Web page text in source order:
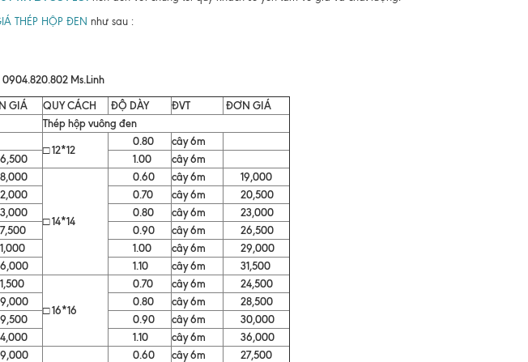
THÉP HỘP ĐEN như sau :
Ms.Linh
GIÁ QUY CÁCH ĐỘ DÀY ĐVT
ĐƠN GIÁ
Thép hộp vuông đen
□ 12*12
0.80
cây 6m
1.00
cây 6m
□ 14*14
0.60 cây 6m
19,000
0.70 cây 6m
20,500
0.80 cây 6m
23,000
0.90 cây 6m
26,500
1.00 cây 6m
29,000
1.10 cây 6m
31,500
□ 16*16
0.70 cây 6m
24,500
0.80 cây 6m
28,500
0.90 cây 6m
30,000
1.10 cây 6m
36,000
0.60 cây 6m
27,500